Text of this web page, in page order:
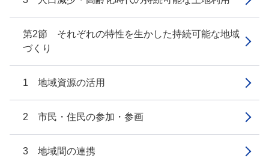
第2節 それぞれの特性を生かした持続可能な地域
づくり
1 地域資源の活用
2 市民・住民の参加・参画
3 地域間の連携